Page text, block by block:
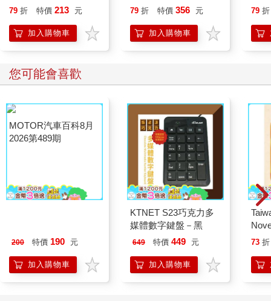
79 折 特價 213 元
加入購物車
79 折 特價 356 元
加入購物車
喵
79 折
您可能會喜歡
200 特價 190 元
加入購物車
KTNET S23巧克力多
媒體數字鍵盤－黑
649 特價 449 元
加入購物車
73 折